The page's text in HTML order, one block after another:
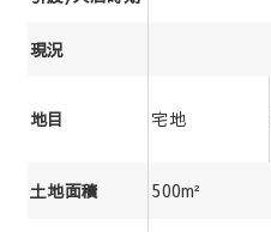
現況
地目 宅地
土地面積 500m²